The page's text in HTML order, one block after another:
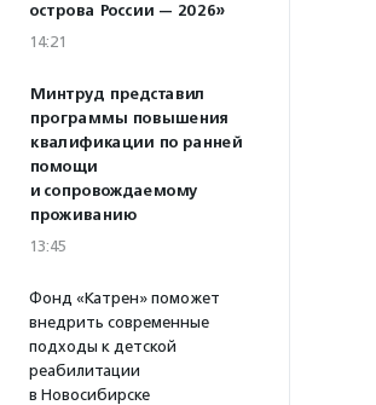
острова России — 2026»
14:21
Минтруд представил
программы повышения
квалификации по ранней
помощи
и сопровождаемому
проживанию
13:45
Фонд «Катрен» поможет
внедрить современные
подходы к детской
реабилитации
в Новосибирске